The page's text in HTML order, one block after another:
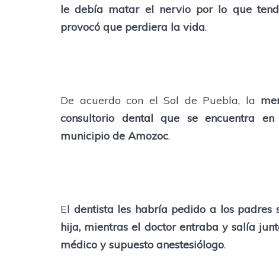
le debía matar el nervio por lo que
provocó que perdiera la vida.
De acuerdo con el Sol de Puebla, la
consultorio dental que se encuentra
municipio de Amozoc.
El dentista les habría pedido a los
hija, mientras el doctor entraba y salía
médico y supuesto anestesiólogo.